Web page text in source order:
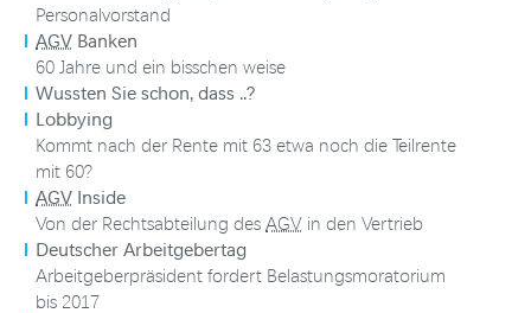
Personalvorstand
AGV Banken
60 Jahre und ein bisschen weise
Wussten Sie schon, dass ..?
Lobbying
Kommt nach der Rente mit 63 etwa noch die Teilrente
mit 60?
AGV Inside
Von der Rechtsabteilung des AGV in den Vertrieb
Deutscher Arbeitgebertag
Arbeitgeberpräsident fordert Belastungsmoratorium
bis 2017